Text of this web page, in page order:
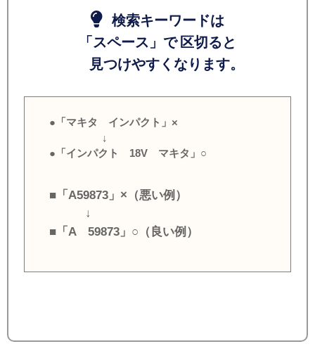
検索キーワードは
「スペース」で 区切ると
見つけやすくなります。
●「マキタ インパクト」×
↓
●「インパクト 18V マキタ」○
■「A59873」×（悪い例）
↓
■「A 59873」○（良い例）